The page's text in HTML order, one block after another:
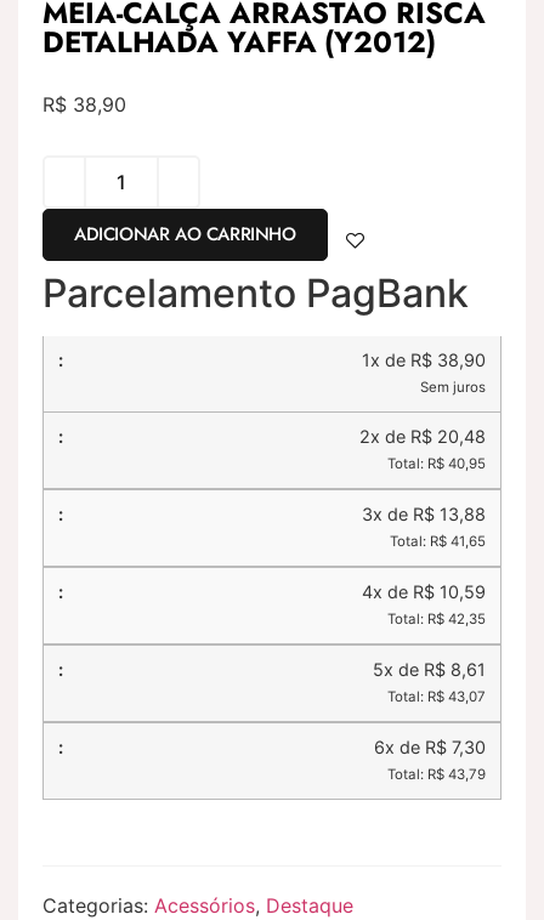
MEIA-CALÇA ARRASTÃO RISCA
DETALHADA YAFFA (Y2012)
R$ 38,90
ADICIONAR AO CARRINHO
Parcelamento PagBank
1x de R$ 38,90
Sem juros
2x de R$ 20,48
Total: R$ 40,95
3x de R$ 13,88
Total: R$ 41,65
4x de R$ 10,59
Total: R$ 42,35
5x de R$ 8,61
Total: R$ 43,07
6x de R$ 7,30
Total: R$ 43,79
Categorias: Acessórios, Destaque